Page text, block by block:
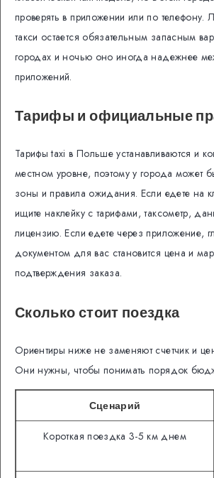
проверять в приложении или по телефону.
такси остается обязательным запасным
городах и ночью оно иногда надежнее
приложений.
Тарифы и официальные
Тарифы taxi в Польше устанавливаются и
местном уровне, поэтому у города может
зоны и правила ожидания. Если едете на
ищите наклейку с тарифами, таксометр,
лицензию. Если едете через приложение,
документом для вас становится цена и
подтверждения заказа.
Сколько стоит поездка
Ориентиры ниже не заменяют счетчик и
Они нужны, чтобы понимать порядок
Сценарий
Короткая поездка 3-5 км днем